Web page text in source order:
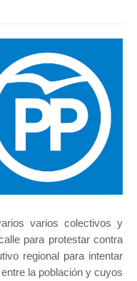
varios colectivos y
para protestar contra
regional para intentar
la población y cuyos